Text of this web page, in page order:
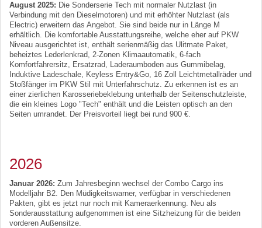
August 2025: Die Sonderserie Tech mit normaler Nutzlast (in
Verbindung mit den Dieselmotoren) und mit erhöhter Nutzlast (als
Electric) erweitern das Angebot. Sie sind beide nur in Länge M
erhältlich. Die komfortable Ausstattungsreihe, welche eher auf PKW
Niveau ausgerichtet ist, enthält serienmäßig das Ulitmate Paket,
beheiztes Lederlenkrad, 2-Zonen Klimaautomatik, 6-fach
Komfortfahrersitz, Ersatzrad, Laderaumboden aus Gummibelag,
Induktive Ladeschale, Keyless Entry&Go, 16 Zoll Leichtmetallräder und
Stoßfänger im PKW Stil mit Unterfahrschutz. Zu erkennen ist es an
einer zierlichen Karosseriebeklebung unterhalb der Seitenschutzleiste,
die ein kleines Logo "Tech" enthält und die Leisten optisch an den
Seiten umrandet. Der Preisvorteil liegt bei rund 900 €.
2026
Januar 2026: Zum Jahresbeginn wechsel der Combo Cargo ins
Modelljahr B2. Den Müdigkeitswarner, verfügbar in verschiedenen
Pakten, gibt es jetzt nur noch mit Kameraerkennung. Neu als
Sonderausstattung aufgenommen ist eine Sitzheizung für die beiden
vorderen Außensitze.